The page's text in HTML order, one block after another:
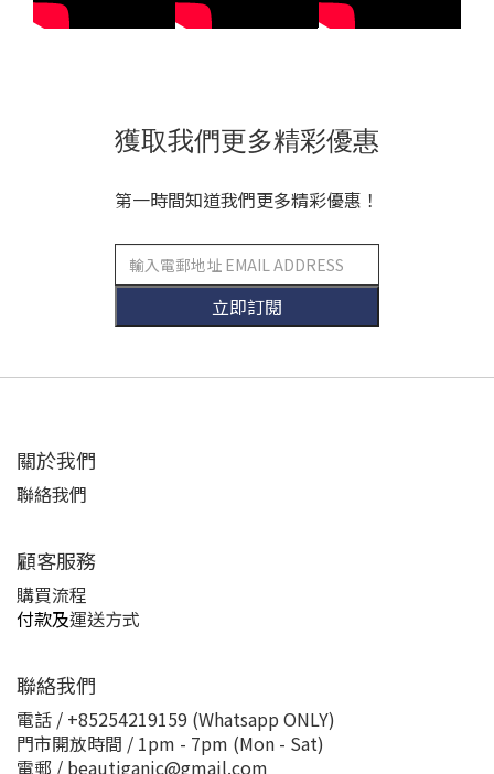
合的型號。產品輕巧耐用，適合日常使用或旅行攜帶。在香港及亞
洲市場，Glampalm 直髮夾評價極高，常被推薦為情人節或新年禮
發熱板尺寸 (寸)0.50.81加熱速度快速快速快速獨有科技Healing
Stone 28日不傷髮Healing Stone 28日不傷髮Healing Stone 28日
髮、前額劉海中長髮、受損至健康髮全家適用、各種髮質及長度光
澤度✓✓✓✓✓✓✓✓✓持久度半天半天至1天1-2天旅行適用極佳 (短途
Double-C 弧形板適合直/曲/蓬鬆三段溫控輕巧便攜雲浮動夾板護色
護髮（圖片來源：Beautiganic.net 自製比較圖）這張比較圖清楚顯
示了三款 Glampalm 直髮夾的差異。如果你需要視覺輔助，以上表
格能幫助你快速決策。Glampalm GP103 Double C：最佳旅行迷你
直髮夾？Glampalm GP103 Double C 是品牌最新的迷你造型夾，
iphone ）Healing Stone 28天不傷髮科技價格親民，性價比高。用
戶評價：在 Instagram 和 Facebook 上，許多人讚賞它的便攜性，
適合作為 Glampalm 入門款或禮物。Glampalm GP105 Switch：
中長髮隨行直髮夾首選?這是 Glampalm 最新推出的 GP105 Switch
重量 152g，陶瓷發熱板 0.8 吋。適合中長及短髮，即使頭髮稍厚硬
也沒問題。溫度範圍適合從受損到健康髮質，帶去旅行或放在公司
使用都非常輕巧方便。Healing Stone 科技確保不傷髮，造型後光
澤持久。優點：三段溫控，靈活調整。三段模式 為 護色、順滑 及 持
久輕便設計，適合日常家中及通勤。適合多種髮質，0.8寸板闊剛剛
GP201T：常獲 4.5 星被譽為「韓國第一專業沙龍工具？Glampalm
GP201T 是品牌最熱賣的專業造型夾之一，重量 200g，溫度可調節
100-200°C，具備護髮護色功能。全家人不同長度或髮質都能使
用，包括粗硬髮或染髮。浮動夾板設計確保壓力均勻，造型後順滑
光澤達 1-2 天。適合家用或專業沙龍。優點：10 段調溫，適合所有
獲取我們更多精彩優惠
第一時間知道我們更多精彩優惠！
立即訂閱
關於我們
聯絡我們
顧客服務
購買流程
付款及運送方式
聯絡我們
電話 / +85254219159 (Whatsapp ONLY)
門市開放時間 / 1pm - 7pm (Mon - Sat)
電郵 / beautiganic@gmail.com